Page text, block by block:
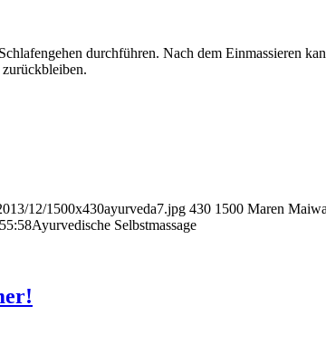
durchführen. Nach dem Einmassieren
12/1500x430ayurveda7.jpg 430 1500 Maren
Ayurvedische Selbstmassage